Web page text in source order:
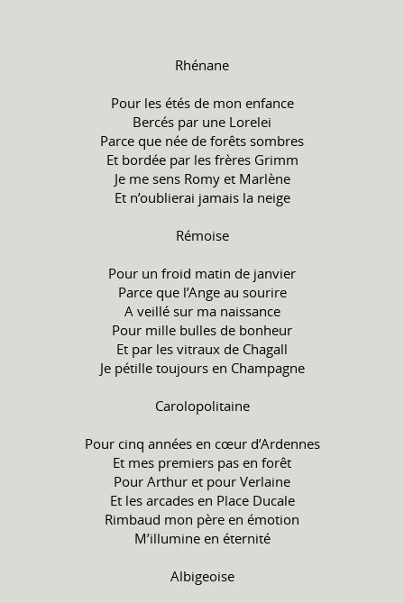
Rhénane
Pour les étés de mon enfance
Bercés par une Lorelei
Parce que née de forêts sombres
Et bordée par les frères Grimm
Je me sens Romy et Marlène
Et n’oublierai jamais la neige
Rémoise
Pour un froid matin de janvier
Parce que l’Ange au sourire
A veillé sur ma naissance
Pour mille bulles de bonheur
Et par les vitraux de Chagall
Je pétille toujours en Champagne
Carolopolitaine
Pour cinq années en cœur d’Ardennes
Et mes premiers pas en forêt
Pour Arthur et pour Verlaine
Et les arcades en Place Ducale
Rimbaud mon père en émotion
M’illumine en éternité
Albigeoise